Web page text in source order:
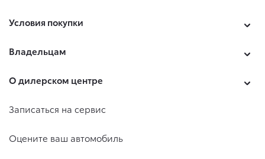
Условия покупки
Владельцам
О дилерском центре
Записаться на сервис
Оцените ваш автомобиль